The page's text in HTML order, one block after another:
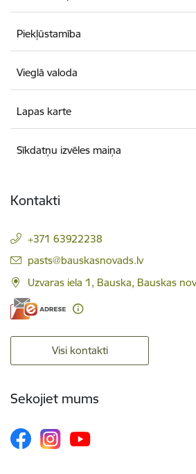
Piekļūstamība
Vieglā valoda
Lapas karte
Sīkdatņu izvēles maiņa
Kontakti
+371 63922238
E-pasts:
pasts@bauskasnovads.lv
Uzvaras iela 1, Bauska, Bauskas
Visi kontakti
Sekojiet mums